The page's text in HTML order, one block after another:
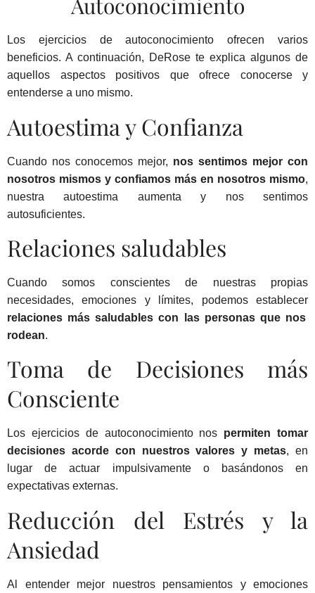
Autoconocimiento
Los ejercicios de autoconocimiento ofrecen varios
beneficios. A continuación, DeRose te explica algunos de
aquellos aspectos positivos que ofrece conocerse y
entenderse a uno mismo.
Autoestima y Confianza
Cuando nos conocemos mejor, nos sentimos mejor con
nosotros mismos y confiamos más en nosotros mismo,
nuestra autoestima aumenta y nos sentimos
autosuficientes.
Relaciones saludables
Cuando somos conscientes de nuestras propias
necesidades, emociones y límites, podemos establecer
relaciones más saludables con las personas que nos
rodean.
Toma de Decisiones más
Consciente
Los ejercicios de autoconocimiento nos permiten tomar
decisiones acorde con nuestros valores y metas, en
lugar de actuar impulsivamente o basándonos en
expectativas externas.
Reducción del Estrés y la
Ansiedad
Al entender mejor nuestros pensamientos y emociones